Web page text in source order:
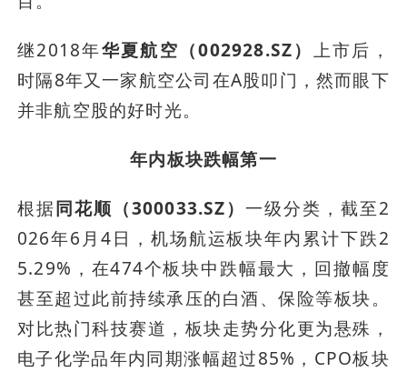
继2018年华夏航空（002928.SZ） 上市后，
时隔8年又一家航空公司在A股叩门，然而眼下
并非航空股的好时光。
年内板块跌幅第一
根据同花顺（300033.SZ）一级分类，截至2
026年6月4日，机场航运板块年内累计下跌2
5.29%，在474个板块中跌幅最大，回撤幅度
甚至超过此前持续承压的白酒、保险等板块。
对比热门科技赛道，板块走势分化更为悬殊，
电子化学品年内同期涨幅超过85%，CPO板块